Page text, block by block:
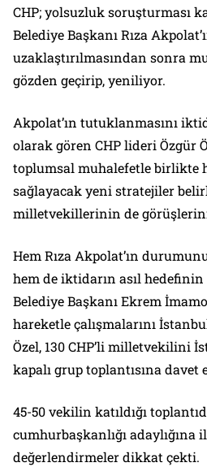
CHP; yolsuzluk soruşturması
Belediye Başkanı Rıza
uzaklaştırılmasından sonra
gözden geçirip, yeniliyor.
Akpolat’ın tutuklanmasını
olarak gören CHP lideri Özgür
toplumsal muhalefetle birlikte
sağlayacak yeni stratejiler
milletvekillerinin de
Hem Rıza Akpolat’ın
hem de iktidarın asıl
Belediye Başkanı Ekrem
hareketle çalışmalarını
Özel, 130 CHP’li milletvekilini
kapalı grup toplantısına davet
45-50 vekilin katıldığı
cumhurbaşkanlığı adaylığına
değerlendirmeler dikkat çekti.